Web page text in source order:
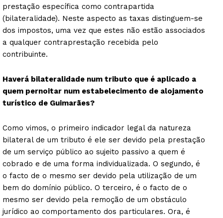
prestação específica como contrapartida
(bilateralidade). Neste aspecto as taxas distinguem-se
dos impostos, uma vez que estes não estão associados
a qualquer contraprestação recebida pelo
contribuinte.
Haverá bilateralidade num tributo que é aplicado a
quem pernoitar num estabelecimento de alojamento
turístico de Guimarães?
Como vimos, o primeiro indicador legal da natureza
bilateral de um tributo é ele ser devido pela prestação
de um serviço público ao sujeito passivo a quem é
cobrado e de uma forma individualizada. O segundo, é
o facto de o mesmo ser devido pela utilização de um
bem do domínio público. O terceiro, é o facto de o
mesmo ser devido pela remoção de um obstáculo
jurídico ao comportamento dos particulares. Ora, é